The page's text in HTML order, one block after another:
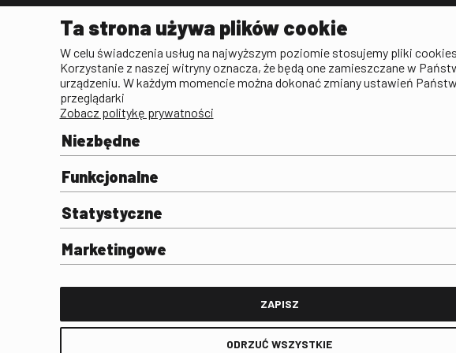
Biogramy.pl. Polski Portal
Filmoteka Szkolna
Olimpiada Wiedzy o Filmie i
Komunikacji Społecznej
Repozytorium Cyfrowe
Wynajem przestrzeni FINA
Aktualności
Publicystyka filmowa
Deklaracja dostępności
Polityka antykorupcyjna
Praca w FINA
Ta strona używa plików cookie
W celu świadczenia usług na najwyższym poziomie stosujemy pliki cookies.
Korzystanie z naszej witryny oznacza, że będą one zamieszczane w
urządzeniu. W każdym momencie można dokonać zmiany ustawień
przeglądarki
Zobacz politykę prywatności
Niezbędne
Funkcjonalne
Statystyczne
Marketingowe
ZAPISZ
ODRZUĆ WSZYSTKIE